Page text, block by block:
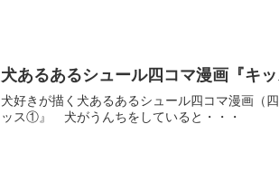
犬あるあるシュール四コマ漫画『キ
犬好きが描く犬あるあるシュール四コマ漫画（
ッス①』 犬がうんちをしていると・・・